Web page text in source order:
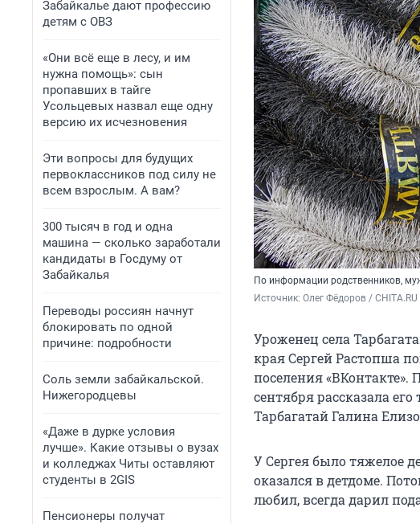
Забайкалье дают профессию
детям с ОВЗ
«Они всё еще в лесу, и им
нужна помощь»: сын
пропавших в тайге
Усольцевых назвал еще одну
версию их исчезновения
Эти вопросы для будущих
первоклассников под силу не
всем взрослым. А вам?
300 тысяч в год и одна
машина — сколько заработали
кандидаты в Госдуму от
Забайкалья
Переводы россиян начнут
блокировать по одной
причине: подробности
Соль земли забайкальской.
Нижегородцевы
«Даже в дурке условия
лучше». Какие отзывы о вузах
и колледжах Читы оставляют
студенты в 2GIS
Пенсионеры получат
По информации родственников,
Источник: Олег Фёдоров / CHITA.RU
Уроженец села
края Сергей Растопша
поселения «ВКонтакте».
сентября рассказала
Тарбагатай Галина
У Сергея было тяжелое
оказался в детдоме.
любил, всегда дарил